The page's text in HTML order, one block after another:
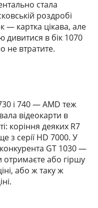
стала
роздробі
— картка цікава, але
дивитися в бік 1070
не втратите.
і 740 — AMD теж
відеокарти в
коріння деяких R7
з серії HD 7000. У
GT 1030 —
отримаєте або гіршу
або ж таку ж